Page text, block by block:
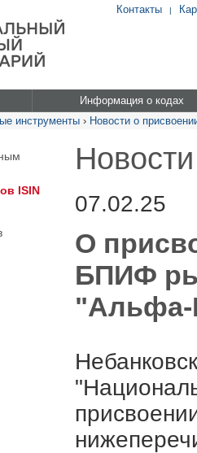
Контакты |
Информация о кодах
инструменты › Новости о
ISIN
07.02.25
О
БПИФ
"Альфа-